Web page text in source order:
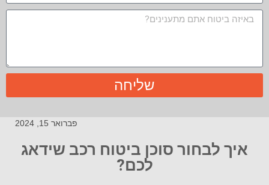
שליחה
פברואר 15, 2024
איך לבחור סוכן ביטוח רכב שידאג
לכם?